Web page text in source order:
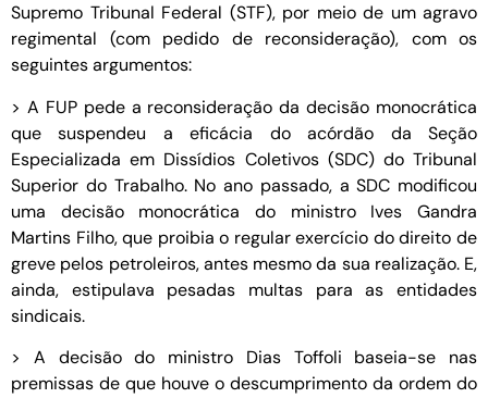
Supremo Tribunal Federal (STF), por meio de um agravo
regimental (com pedido de reconsideração), com os
seguintes argumentos:
> A FUP pede a reconsideração da decisão monocrática
que suspendeu a eficácia do acórdão da Seção
Especializada em Dissídios Coletivos (SDC) do Tribunal
Superior do Trabalho. No ano passado, a SDC modificou
uma decisão monocrática do ministro Ives Gandra
Martins Filho, que proibia o regular exercício do direito de
greve pelos petroleiros, antes mesmo da sua realização. E,
ainda, estipulava pesadas multas para as entidades
sindicais.
> A decisão do ministro Dias Toffoli baseia-se nas
premissas de que houve o descumprimento da ordem do